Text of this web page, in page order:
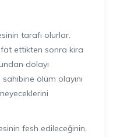
tarafı olurlar.
ettikten sonra kira
dolayı
ölüm olayını
fesh edileceğinin,